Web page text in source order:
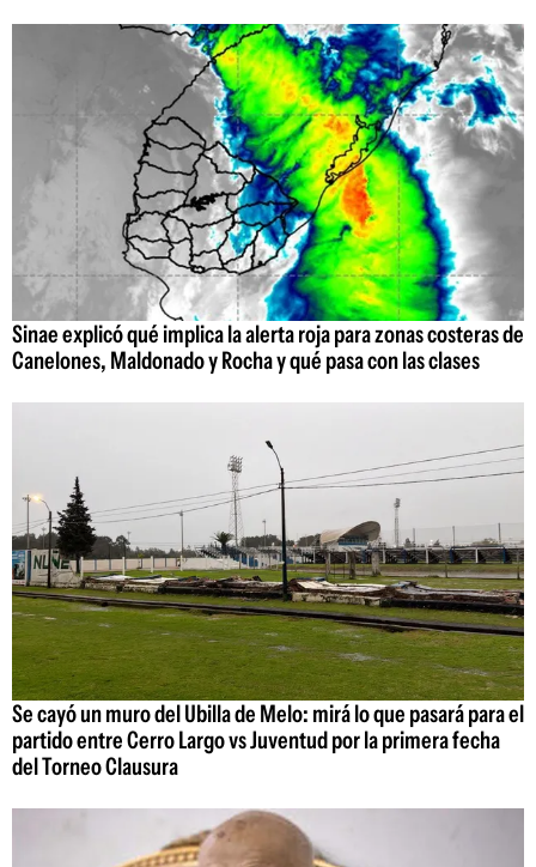
Sinae explicó qué implica la alerta roja para zonas costeras de
Canelones, Maldonado y Rocha y qué pasa con las clases
Se cayó un muro del Ubilla de Melo: mirá lo que pasará para el
partido entre Cerro Largo vs Juventud por la primera fecha
del Torneo Clausura